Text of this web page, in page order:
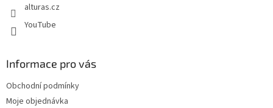
alturas.cz
YouTube
Informace pro vás
Obchodní podmínky
Moje objednávka